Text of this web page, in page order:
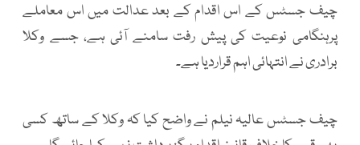
چیف جسٹس کے اس اقدام کے بعد عدالت میں اس معاملے
پرہنگامی نوعیت کی پیش رفت سامنے آئی ہے، جسے وکلا
برادری نے انتہائی اہم قراردیا ہے۔
چیف جسٹس عالیہ نیلم نے واضح کیا کہ وکلا کے ساتھ کسی